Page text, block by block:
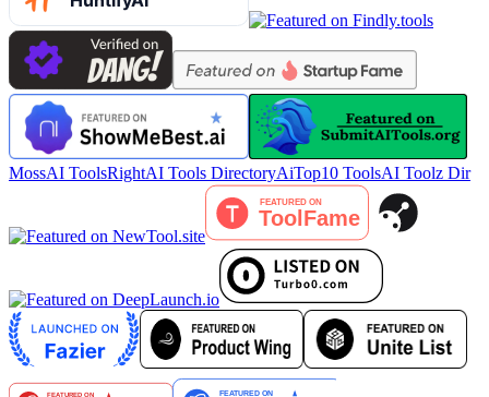
MossAI ToolsRightAI Tools DirectoryAiTop10 ToolsAI Toolz Dir